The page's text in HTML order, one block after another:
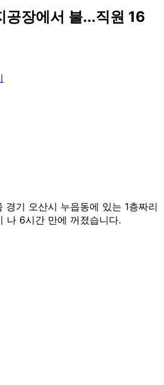
공장에서 불...직원 16
경기 오산시 누읍동에 있는 1층짜리
나 6시간 만에 꺼졌습니다.